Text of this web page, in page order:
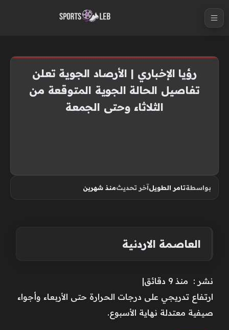
رؤيا الإخباري | الأرصاد الجوية تعلن
تفاصيل الحالة الجوية المتوقعة من
الثلاثاء وحتى الجمعة
بواسطةتامر الطويلآخر تحديثمنذ شهرين
العاصمة الاردنية
نشر : منذ 9 دقائق|
ارتفاع تدريجي على درجات الحرارة حتى الأربعاء وأجواء
صيفية معتدلة نهاية الأسبوع.